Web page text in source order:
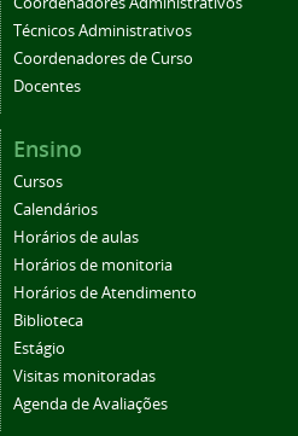
Técnicos Administrativos
Coordenadores de Curso
Docentes
Ensino
Cursos
Calendários
Horários de aulas
Horários de monitoria
Horários de Atendimento
Biblioteca
Estágio
Visitas monitoradas
Agenda de Avaliações